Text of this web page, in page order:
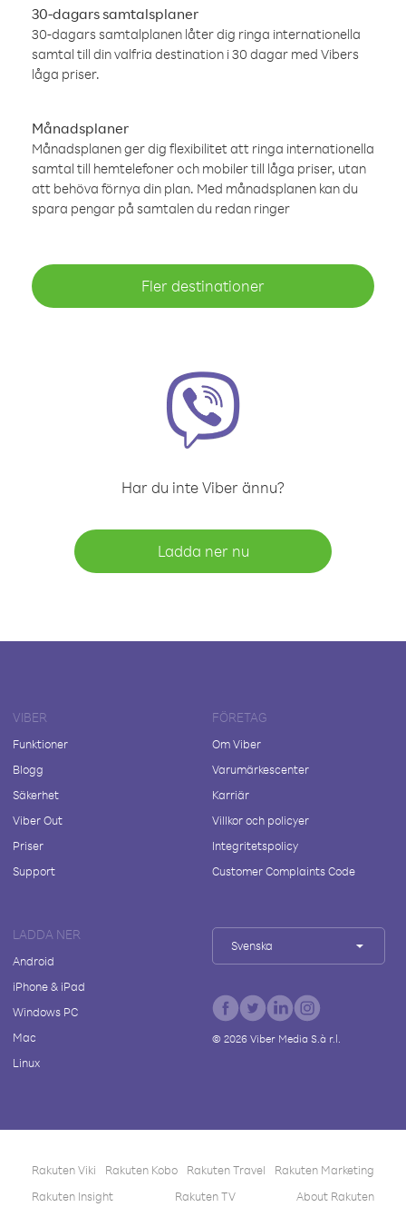
30-dagars samtalsplaner
30-dagars samtalplanen låter dig ringa internationella
samtal till din valfria destination i 30 dagar med Vibers
låga priser.
Månadsplaner
Månadsplanen ger dig flexibilitet att ringa internationella
samtal till hemtelefoner och mobiler till låga priser, utan
att behöva förnya din plan. Med månadsplanen kan du
spara pengar på samtalen du redan ringer
Fler destinationer
Har du inte Viber ännu?
Ladda ner nu
VIBER
Funktioner
Blogg
Säkerhet
Viber Out
Priser
Support
FÖRETAG
Om Viber
Varumärkescenter
Karriär
Villkor och policyer
Integritetspolicy
Customer Complaints Code
LADDA NER
Android
iPhone & iPad
Windows PC
Mac
Linux
Svenska
© 2026Viber Media S.à r.l.
Rakuten Viki Rakuten Kobo Rakuten Travel
Rakuten Marketing
Rakuten Insight
Rakuten TV About Rakuten